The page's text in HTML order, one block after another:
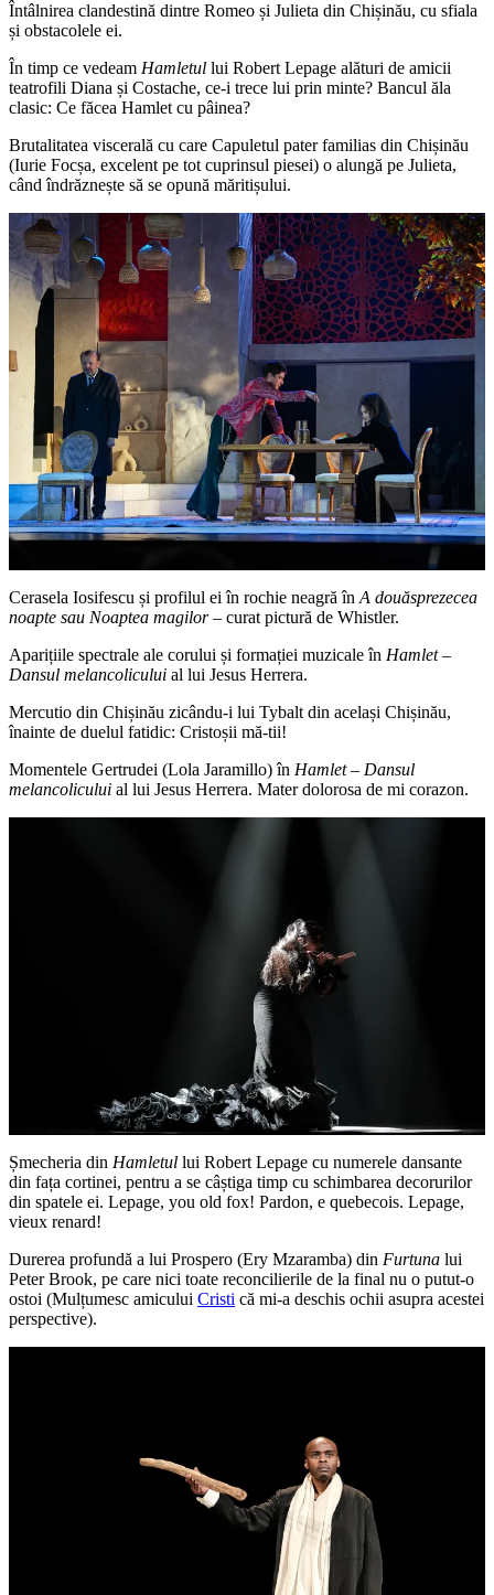
Întâlnirea clandestină dintre Romeo și Julieta din Chișinău, cu sfiala
și obstacolele ei.
În timp ce vedeam Hamletul lui Robert Lepage alături de amicii
teatrofili Diana și Costache, ce-i trece lui prin minte? Bancul ăla
clasic: Ce făcea Hamlet cu pâinea?
Brutalitatea viscerală cu care Capuletul pater familias din Chișinău
(Iurie Focșa, excelent pe tot cuprinsul piesei) o alungă pe Julieta,
când îndrăznește să se opună măritișului.
Cerasela Iosifescu și profilul ei în rochie neagră în A douăsprezecea
noapte sau Noaptea magilor– curat pictură de Whistler.
Aparițiile spectrale ale corului și formației muzicale în Hamlet –
Dansul melancolicului al lui Jesus Herrera.
Mercutio din Chișinău zicându-i lui Tybalt din același Chișinău,
înainte de duelul fatidic: Cristoșii mă-tii!
Momentele Gertrudei (Lola Jaramillo) în Hamlet – Dansul
melancolicului al lui Jesus Herrera. Mater dolorosa de mi corazon.
Șmecheria din Hamletul lui Robert Lepage cu numerele dansante
din fața cortinei, pentru a se câștiga timp cu schimbarea decorurilor
din spatele ei. Lepage, you old fox! Pardon, e quebecois. Lepage,
vieux renard!
Durerea profundă a lui Prospero (Ery Mzaramba) din Furtuna lui
Peter Brook, pe care nici toate reconcilierile de la final nu o putut-o
ostoi (Mulțumesc amicului Cristi că mi-a deschis ochii asupra acestei
perspective).